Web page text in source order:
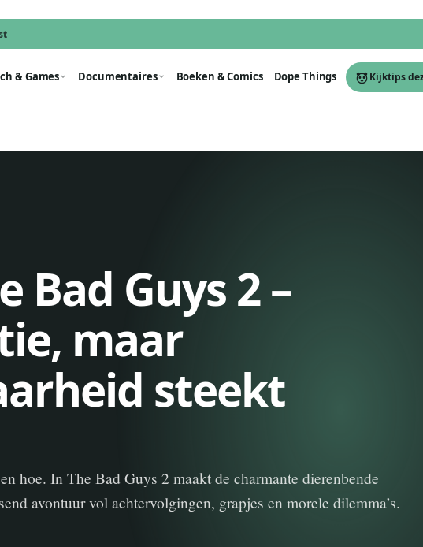
& Games Documentaires Boeken & Comics Dope Things Kijktips
Bad Guys 2 –
maar
steekt
hoe. In The Bad Guys 2 maakt de charmante dierenbende
avontuur vol achtervolgingen, grapjes en morele dilemma’s.